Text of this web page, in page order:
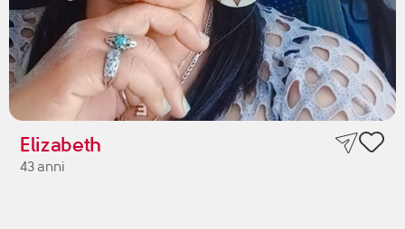
Elizabeth
43 anni